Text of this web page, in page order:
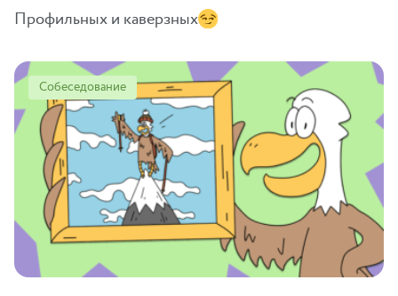
Профильных и каверзных
Собеседование